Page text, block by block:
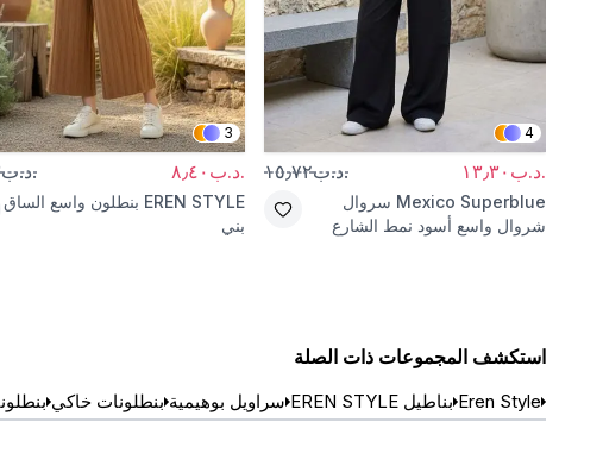
4
.د.ب١٣٫٣٠ .د.ب١٥٫٧٢
Mexico Superblue سروال
شروال واسع أسود نمط الشارع
3
.د.ب٨٫٤٠ .د.ب٩٫٠٣
EREN STYLE بنطلون واسع الساق
بني
استكشف المجموعات ذات الصلة
Eren Style بناطيل EREN STYLE سراويل بوهيمية بنطلونات خاكي